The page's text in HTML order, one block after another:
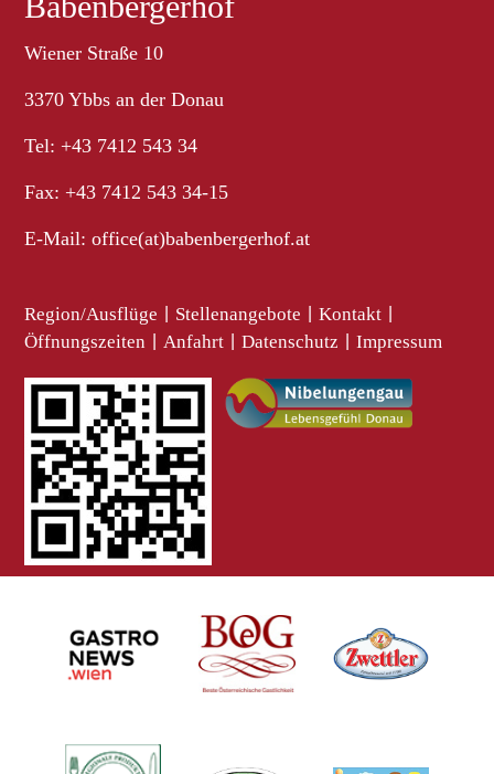
Wiener Straße 10
3370 Ybbs an der Donau
Tel: +43 7412 543 34
Fax: +43 7412 543 34-15
E-Mail:office(at)babenbergerhof.at
Region/Ausflüge Stellenangebote Kontakt
Öffnungszeiten Anfahrt Datenschutz Impressum